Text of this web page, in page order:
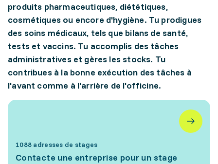
produits pharmaceutiques, diététiques,
cosmétiques ou encore d'hygiène. Tu prodigues
des soins médicaux, tels que bilans de santé,
tests et vaccins. Tu accomplis des tâches
administratives et gères les stocks. Tu
contribues à la bonne exécution des tâches à
l'avant comme à l'arrière de l'officine.
1088 adresses de stages
Contacte une entreprise pour un stage